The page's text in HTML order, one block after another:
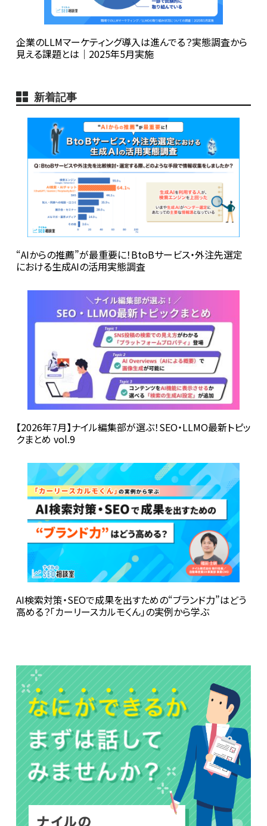
企業のLLMマーケティング導入は進んでる？実態調査から
見える課題とは│2025年5月実施
新着記事
“AIからの推薦”が最重要に！BtoBサービス・外注先選定
における生成AIの活用実態調査
【2026年7月】ナイル編集部が選ぶ！SEO・LLMO最新トピッ
クまとめ vol.9
AI検索対策・SEOで成果を出すための“ブランド力”はどう
高める？――「カーリースカルモくん」の実例から学ぶ